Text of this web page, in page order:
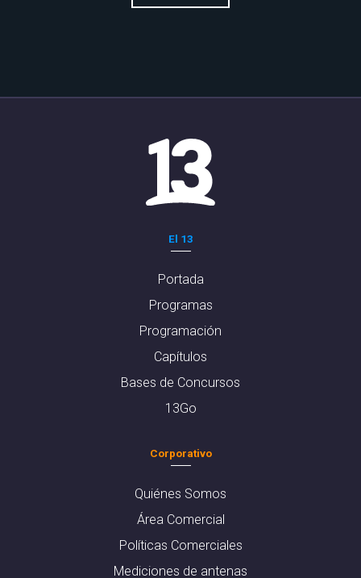
El 13
Portada
Programas
Programación
Capítulos
Bases de Concursos
13Go
Corporativo
Quiénes Somos
Área Comercial
Políticas Comerciales
Mediciones de antenas